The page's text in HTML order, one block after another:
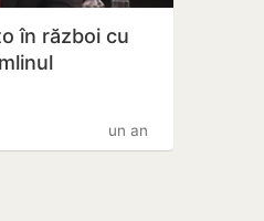
în război cu
un an